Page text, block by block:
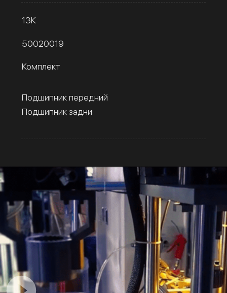
13К
50020019
Комплект
Подшипник передний
Подшипник задни